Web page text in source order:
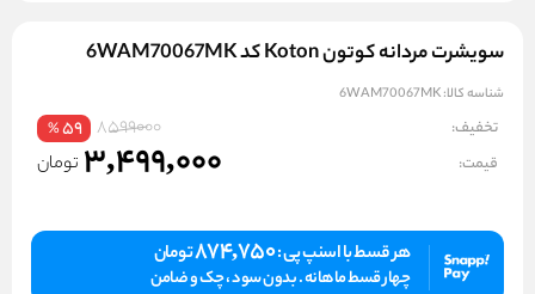
سویشرت مردانه کوتون Koton کد 6WAM70067MK
شناسه کالا:6WAM70067MK
تخفیف: 8599000
59
%
قیمت: 3,499,000 تومان
هر قسط با اسنپ پی :874,750تومان
چهار قسط ماهانه . بدون سود ، چک و ضامن